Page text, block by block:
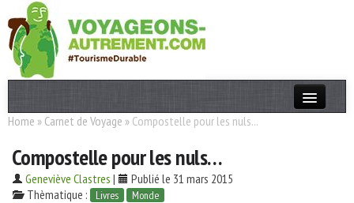
Actualités
T. Responsable
Destinations
Home » Carnet de Voyage » Compostelle pour les nuls...
Compostelle pour les nuls…
Geneviève Clastres |
Publié le 31 mars 2015
Thèmatique :
Livres Monde